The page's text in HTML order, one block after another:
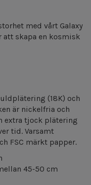
med vårt Galaxy
att skapa en kosmisk
(18K) och
är nickelfria och
extra tjock plätering
tid. Varsamt
FSC märkt papper.
45-50 cm